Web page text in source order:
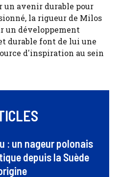
un avenir durable pour
la rigueur de Milos
un développement
durable font de lui une
d'inspiration au sein
: un nageur polonais
depuis la Suède